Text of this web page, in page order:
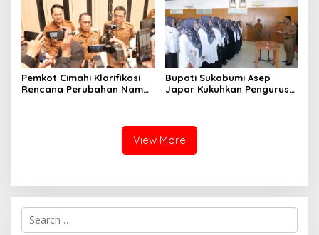
Pemkot Cimahi Klarifikasi
Rencana Perubahan Nama
Bupati Sukabumi Asep
Japar Kukuhkan Pengurus
View More
S